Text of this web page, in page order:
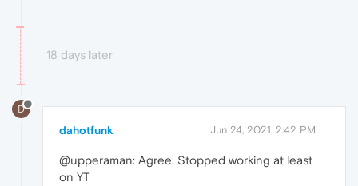
18 days later
D
dahotfunk Jun 24, 2021, 2:42 PM
@upperaman: Agree. Stopped working at least
on YT